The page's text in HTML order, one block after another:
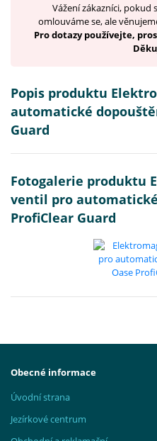
Vážení zákazníci, pokud
omlouváme se, ale
Pro dotazy používejte,
Popis produktu
automatické
Guard
Fotogalerie produktu
ventil pro
ProfiClear Guard
Obecné informace
Úvodní strana
Jezírkové centrum